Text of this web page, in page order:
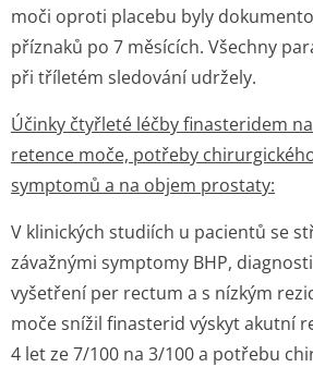
moči oproti placebu byly
příznaků po 7 měsících. Všechny
při tříletém sledování udržely.
Účinky čtyřleté léčby finasteridem
retence moče, potřeby
symptomů a na objem prostaty:
V klinických studiích u pacientů se
závažnými symptomy BHP,
vyšetření per rectum a s nízkým
moče snížil finasterid výskyt akutní
4 let ze 7/100 na 3/100 a potřebu